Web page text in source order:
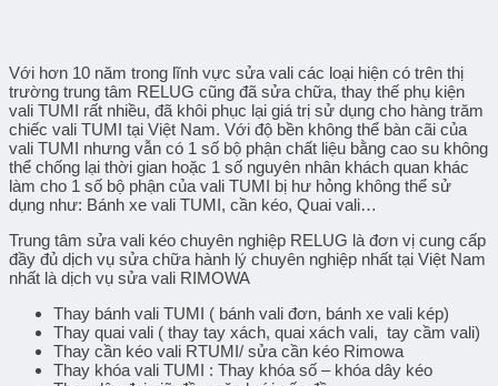
Với hơn 10 năm trong lĩnh vực sửa vali các loại hiện có trên thị
trường trung tâm RELUG cũng đã sửa chữa, thay thế phụ kiện
vali TUMI rất nhiều, đã khôi phục lại giá trị sử dụng cho hàng trăm
chiếc vali TUMI tại Việt Nam. Với độ bền không thể bàn cãi của
vali TUMI nhưng vẫn có 1 số bộ phận chất liệu bằng cao su không
thể chống lại thời gian hoặc 1 số nguyên nhân khách quan khác
làm cho 1 số bộ phận của vali TUMI bị hư hỏng không thể sử
dụng như: Bánh xe vali TUMI, cần kéo, Quai vali…
Trung tâm sửa vali kéo chuyên nghiệp RELUG là đơn vị cung cấp
đầy đủ dịch vụ sửa chữa hành lý chuyên nghiệp nhất tại Việt Nam
nhất là dịch vụ sửa vali RIMOWA
Thay bánh vali TUMI ( bánh vali đơn, bánh xe vali kép)
Thay quai vali ( thay tay xách, quai xách vali, tay cầm vali)
Thay cần kéo vali RTUMI/ sửa cần kéo Rimowa
Thay khóa vali TUMI : Thay khóa số – khóa dây kéo